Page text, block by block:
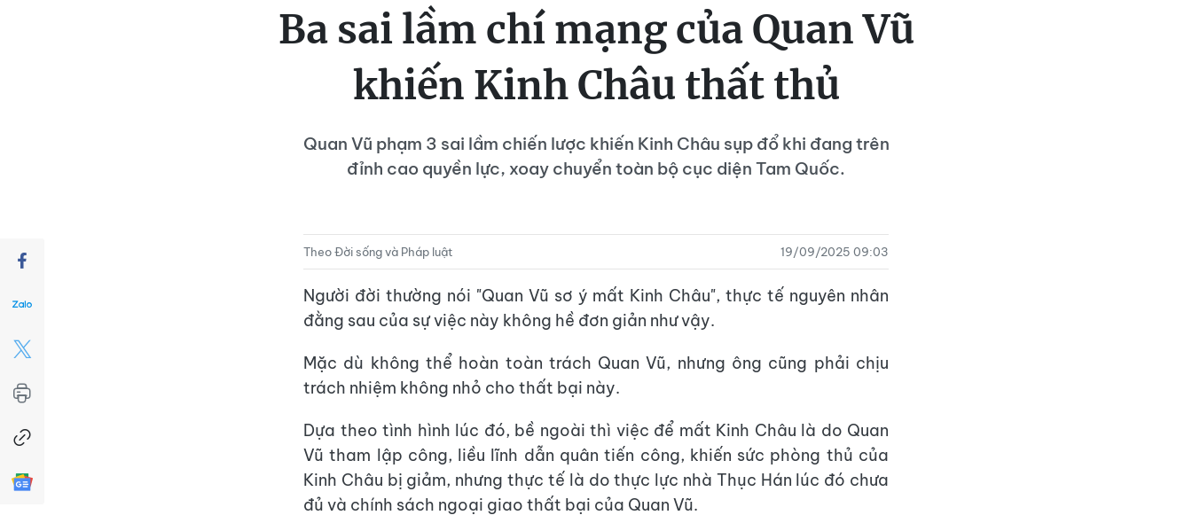
Ba sai lầm chí mạng của Quan Vũ
khiến Kinh Châu thất thủ
Quan Vũ phạm 3 sai lầm chiến lược khiến Kinh Châu sụp đổ khi đang trên
đỉnh cao quyền lực, xoay chuyển toàn bộ cục diện Tam Quốc.
Theo Đời sống và Pháp luật 19/09/2025 09:03
Người đời thường nói "Quan Vũ sơ ý mất Kinh Châu", thực tế nguyên nhân
đằng sau của sự việc này không hề đơn giản như vậy.
Mặc dù không thể hoàn toàn trách Quan Vũ, nhưng ông cũng phải chịu
trách nhiệm không nhỏ cho thất bại này.
Dựa theo tình hình lúc đó, bề ngoài thì việc để mất Kinh Châu là do Quan
Vũ tham lập công, liều lĩnh dẫn quân tiến công, khiến sức phòng thủ của
Kinh Châu bị giảm, nhưng thực tế là do thực lực nhà Thục Hán lúc đó chưa
đủ và chính sách ngoại giao thất bại của Quan Vũ.